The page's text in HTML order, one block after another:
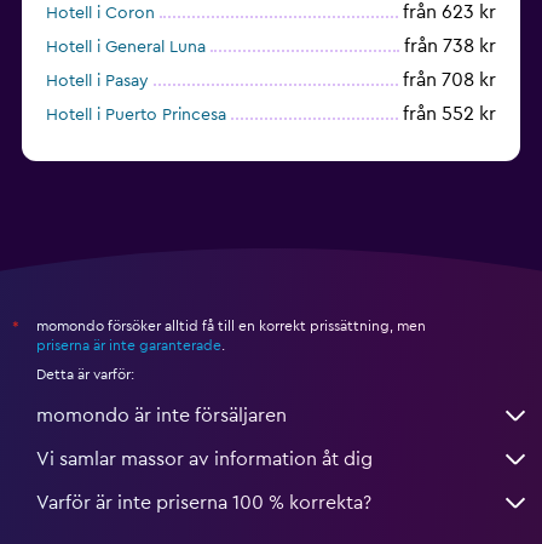
Hotell i Coron från 623 kr
Hotell i General Luna från 738 kr
Hotell i Pasay från 708 kr
Hotell i Puerto Princesa från 552 kr
*
momondo försöker alltid få till en korrekt prissättning, men
priserna är inte garanterade
Detta är varför:
momondo är inte försäljaren
Vi samlar massor av information åt dig
Varför är inte priserna 100 % korrekta?